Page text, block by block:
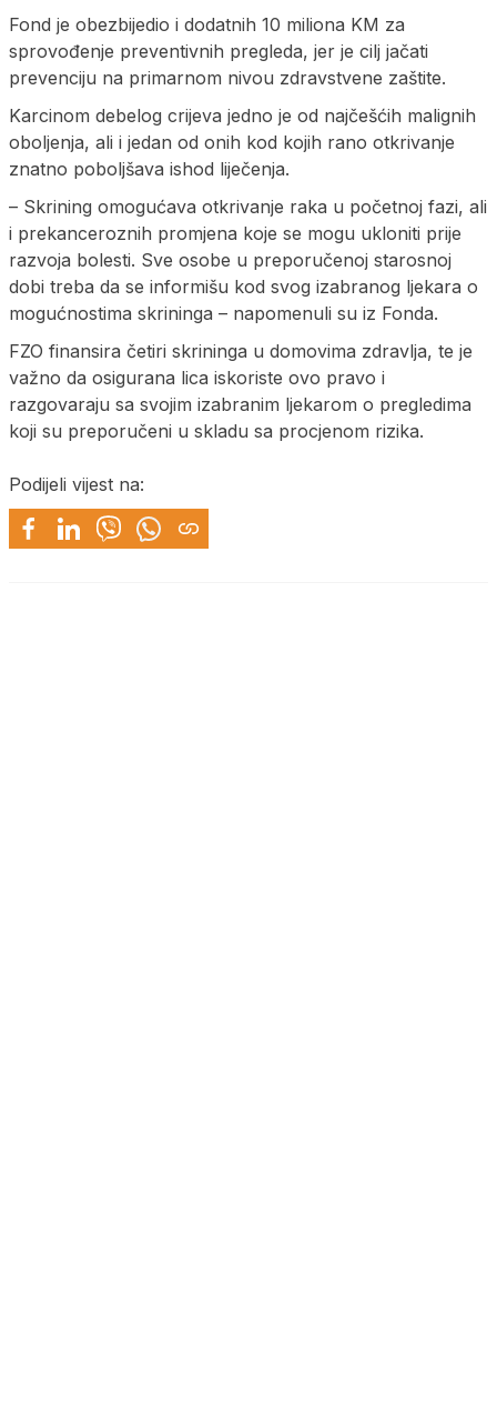
Fond je obezbijedio i dodatnih 10 miliona KM za
sprovođenje preventivnih pregleda, jer je cilj jačati
prevenciju na primarnom nivou zdravstvene zaštite.
Karcinom debelog crijeva jedno je od najčešćih malignih
oboljenja, ali i jedan od onih kod kojih rano otkrivanje
znatno poboljšava ishod liječenja.
– Skrining omogućava otkrivanje raka u početnoj fazi, ali
i prekanceroznih promjena koje se mogu ukloniti prije
razvoja bolesti. Sve osobe u preporučenoj starosnoj
dobi treba da se informišu kod svog izabranog ljekara o
mogućnostima skrininga – napomenuli su iz Fonda.
FZO finansira četiri skrininga u domovima zdravlja, te je
važno da osigurana lica iskoriste ovo pravo i
razgovaraju sa svojim izabranim ljekarom o pregledima
koji su preporučeni u skladu sa procjenom rizika.
Podijeli vijest na: